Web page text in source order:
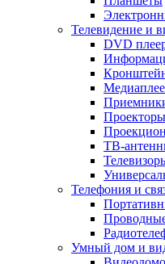
Телевидение и
DVD
Проекторы
ТВ-
Телефония и
Умный дом и